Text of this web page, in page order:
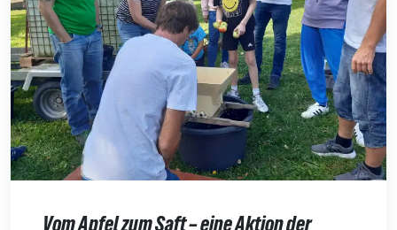
Vom Apfel zum Saft – eine Aktion der